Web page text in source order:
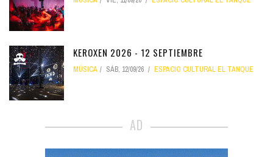
KEROXEN 2026 - 12 SEPTIEMBRE
MÚSICA SÁB, 12/09/26 ESPACIO CULTURAL EL TANQUE
AD